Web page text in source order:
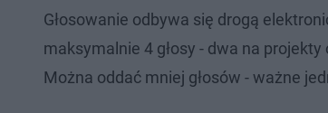
Głosowanie odbywa się drogą
maksymalnie 4 głosy - dwa na
Można oddać mniej głosów - ważne